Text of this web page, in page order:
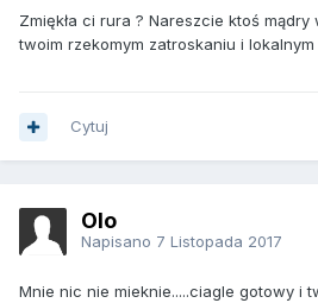
Zmiękła ci rura ? Nareszcie ktoś mądry
twoim rzekomym zatroskaniu i
Cytuj
Olo
Napisano 7 Listopada 2017
Mnie nic nie mieknie.....ciagle gotowy i